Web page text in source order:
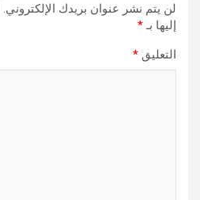
لن يتم نشر عنوان بريدك الإلكتروني.
إليها بـ*
التعليق *